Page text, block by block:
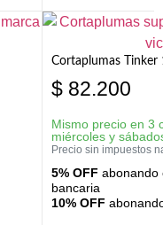
Cortaplumas
$ 82.200
Mismo precio en 3
miércoles y
Precio sin impuestos
5% OFF abonando
bancaria
10% OFF